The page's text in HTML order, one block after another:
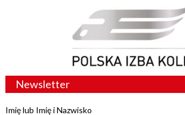
Newsletter
Imię lub Imię i Nazwisko